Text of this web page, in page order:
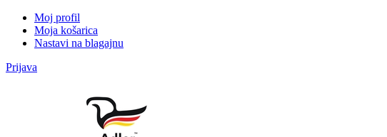
Moj profil
Moja košarica
Nastavi na blagajnu
Prijava